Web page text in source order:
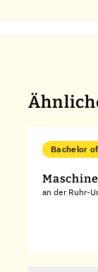
Bachelor
an der Ruhr-